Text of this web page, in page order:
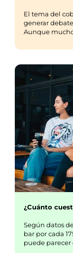
El tema del
generar
Aunque
¿Cuánto
Según datos
bar por cada
puede